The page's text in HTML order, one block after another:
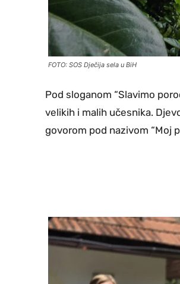
FOTO: SOS Dječija sela u BiH
Pod sloganom “Slavimo
velikih i malih učesnika.
govorom pod nazivom “Moj